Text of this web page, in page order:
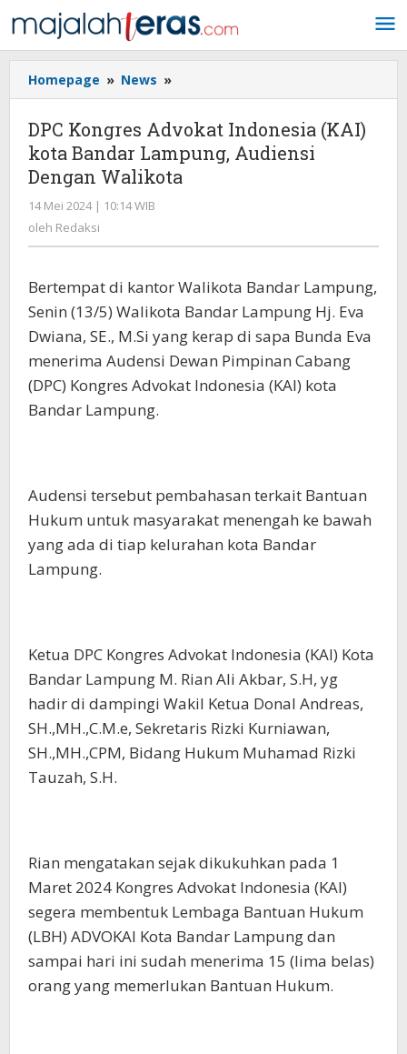
ke
konten
Homepage » News »
Kongres
Advokat
Indonesia
(KAI)
kota
Dengan
DPC Kongres Advokat Indonesia (KAI)
kota Bandar Lampung, Audiensi
Dengan Walikota
14 Mei 2024 | 10:14 WIB
oleh Redaksi
Bertempat di kantor Walikota Bandar Lampung,
Senin (13/5) Walikota Bandar Lampung Hj. Eva
Dwiana, SE., M.Si yang kerap di sapa Bunda Eva
menerima Audensi Dewan Pimpinan Cabang
(DPC) Kongres Advokat Indonesia (KAI) kota
Bandar Lampung.
Audensi tersebut pembahasan terkait Bantuan
Hukum untuk masyarakat menengah ke bawah
yang ada di tiap kelurahan kota Bandar
Lampung.
Ketua DPC Kongres Advokat Indonesia (KAI) Kota
Bandar Lampung M. Rian Ali Akbar, S.H, yg
hadir di dampingi Wakil Ketua Donal Andreas,
SH.,MH.,C.M.e, Sekretaris Rizki Kurniawan,
SH.,MH.,CPM, Bidang Hukum Muhamad Rizki
Tauzah, S.H.
Rian mengatakan sejak dikukuhkan pada 1
Maret 2024 Kongres Advokat Indonesia (KAI)
segera membentuk Lembaga Bantuan Hukum
(LBH) ADVOKAI Kota Bandar Lampung dan
sampai hari ini sudah menerima 15 (lima belas)
orang yang memerlukan Bantuan Hukum.